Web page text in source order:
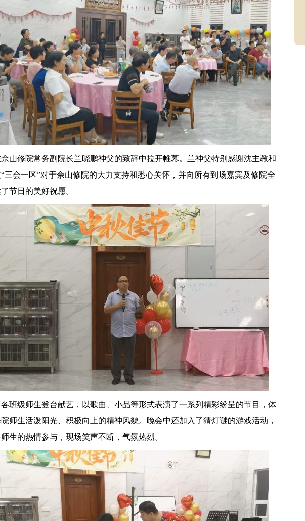
山修院常务副院长兰晓鹏神父的致辞中拉开帷幕。兰神父特别感谢沈主教和
“三会一区”对于佘山修院的大力支持和悉心关怀，并向所有到场嘉宾及修院全
节日的美好祝愿。
各班级师生登台献艺，以歌曲、小品等形式表演了一系列精彩纷呈的节目，体
师生活泼阳光、积极向上的精神风貌。晚会中还加入了猜灯谜的游戏活动，
生的热情参与，现场笑声不断，气氛热烈。